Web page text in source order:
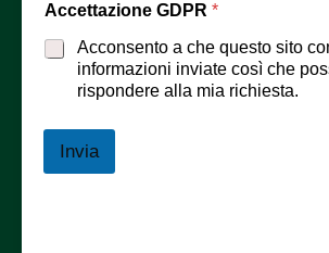
Accettazione GDPR *
Acconsento a che questo sito
informazioni inviate così che
rispondere alla mia richiesta.
Invia